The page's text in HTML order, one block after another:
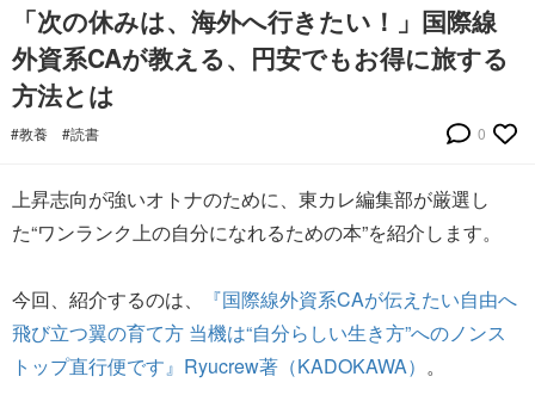
「次の休みは、海外へ行きたい！」国際線
外資系CAが教える、円安でもお得に旅する
方法とは
#教養 #読書 0
上昇志向が強いオトナのために、東カレ編集部が厳選し
た“ワンランク上の自分になれるための本”を紹介します。
今回、紹介するのは、
『国際線外資系CAが伝えたい自由へ
飛び立つ翼の育て方 当機は“自分らしい生き方”へのノンス
トップ直行便です』Ryucrew著（KADOKAWA） 。